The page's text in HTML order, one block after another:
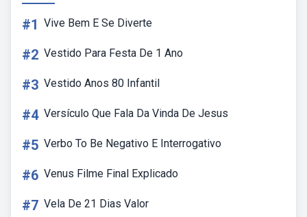
#1 Vive Bem E Se Diverte
#2 Vestido Para Festa De 1 Ano
#3 Vestido Anos 80 Infantil
#4 Versículo Que Fala Da Vinda De Jesus
#5 Verbo To Be Negativo E Interrogativo
#6 Venus Filme Final Explicado
#7 Vela De 21 Dias Valor